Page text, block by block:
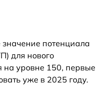
значение потенциала
для нового
на уровне 150, первые
уже в 2025 году.